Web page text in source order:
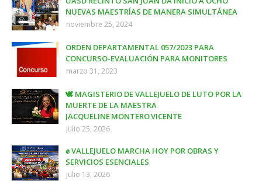
NUEVAS MAESTRÍAS DE MANERA SIMULTÁNEA
noviembre 25, 2024
ORDEN DEPARTAMENTAL 057/2023 PARA
CONCURSO-EVALUACIÓN PARA MONITORES
marzo 31, 2023
🕊️ MAGISTERIO DE VALLEJUELO DE LUTO POR LA
MUERTE DE LA MAESTRA
JACQUELINE MONTERO VICENTE
julio 25, 2026
✊ VALLEJUELO MARCHA HOY POR OBRAS Y
SERVICIOS ESENCIALES
julio 13, 2026